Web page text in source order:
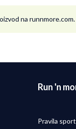
na runnmore.com.
Run 'n
Pravila